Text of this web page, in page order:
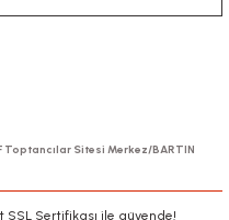
Toptancılar Sitesi Merkez/BARTIN
Sertifikası ile güvende!